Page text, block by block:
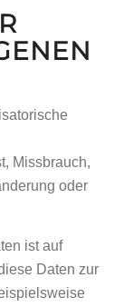
Missbrauch,
oder
ist auf
Daten zur